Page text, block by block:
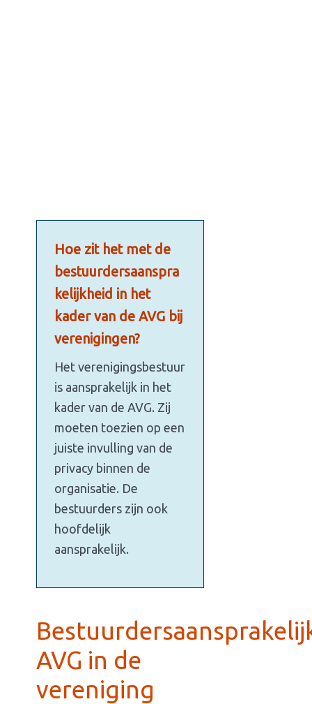
Hoe zit het met de
bestuurdersaanspra
kelijkheid in het
kader van de AVG bij
verenigingen?
Het verenigingsbestuur
is aansprakelijk in het
kader van de AVG. Zij
moeten toezien op een
juiste invulling van de
privacy binnen de
organisatie. De
bestuurders zijn ook
hoofdelijk
aansprakelijk.
AVG in de
vereniging